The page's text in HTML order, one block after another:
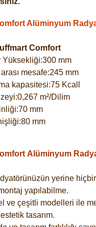
Alüminyum
Comfort
Yüksekliği:300 mm
mesafe:245 mm
kapasitesi:75 Kcall
m²/Dilim
mm
mm
Alüminyum
yerine
yapılabilme.
ve çeşitli modelleri ile
tasarım.